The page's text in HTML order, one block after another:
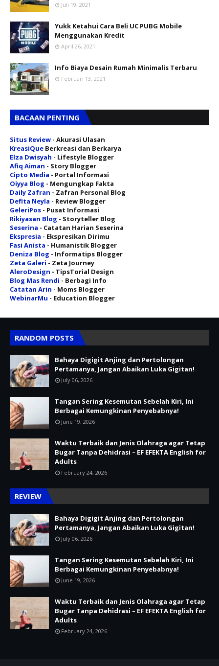
Juli 19, 2021
Yukk Ketahui Cara Beli UC PUBG Mobile
Menggunakan Kredit
April 26, 2021
Info Biaya Desain Rumah Minimalis Terbaru
Februari 13, 2021
BACAAN PENTING
Situs Review - Akurasi Ulasan
KreasiQue Berkreasi dan Berkarya
Elza Dwisyah - Lifestyle Blogger
Afiq Aiman - Story Blogger
Cipto Media - Portal Informasi
Oiyya Blog - Mengungkap Fakta
Daily Zafran - Zafran Personal Blog
Defita Neyla - Review Blogger
GeleriPos - Pusat Informasi
Rikiyasan Blog - Storyteller Blog
Seserina - Catatan Harian Seserina
Ekspresia - Ekspresikan Dirimu
Fasi Anista - Humanistik Blogger
Deniza Blog - Informatips Blogger
Zeta Galeri - Zeta Journey
AleroDesign - TipsTorial Design
Blog Mas Rendi - Berbagi Info
Catatan Arin - Moms Blogger
WebinarMu - Education Blogger
RANDOM POSTS
Bahaya Digigit Anjing dan Pertolongan
Pertamanya, Jangan Abaikan Luka Gigitan!
July 06, 2026
Tangan Sering Kesemutan Sebelah Kiri, Ini
Berbagai Kemungkinan Penyebabnya!
June 19, 2026
Waktu Terbaik dan Jenis Olahraga agar Tetap
Bugar Tanpa Dehidrasi – EF EFEKTA English for
Adults
February 24, 2026
REVIEW
Bahaya Digigit Anjing dan Pertolongan
Pertamanya, Jangan Abaikan Luka Gigitan!
July 06, 2026
Tangan Sering Kesemutan Sebelah Kiri, Ini
Berbagai Kemungkinan Penyebabnya!
June 19, 2026
Waktu Terbaik dan Jenis Olahraga agar Tetap
Bugar Tanpa Dehidrasi – EF EFEKTA English for
Adults
February 24, 2026